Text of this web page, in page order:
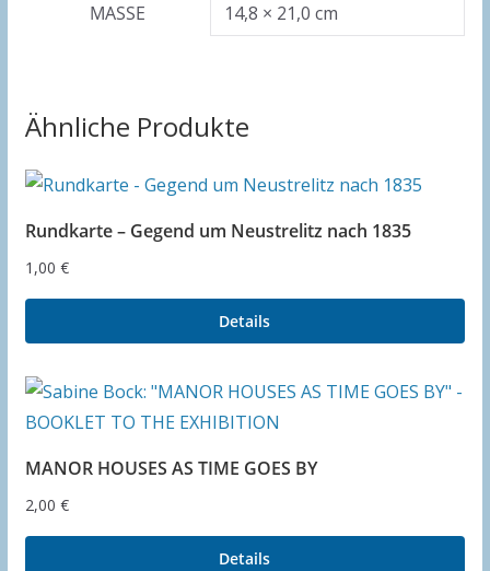
MASSE
14,8 × 21,0 cm
Ähnliche Produkte
Rundkarte – Gegend um Neustrelitz nach 1835
1,00 €
Details
MANOR HOUSES AS TIME GOES BY
2,00 €
Details